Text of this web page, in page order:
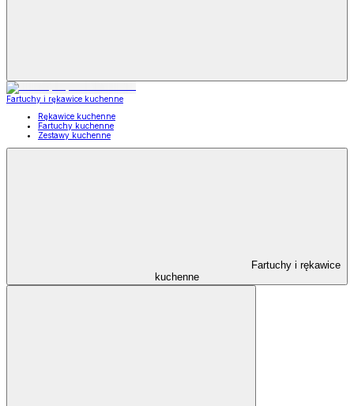
Fartuchy i rękawice kuchenne
Rękawice kuchenne
Fartuchy kuchenne
Zestawy kuchenne
Fartuchy i rękawice
kuchenne